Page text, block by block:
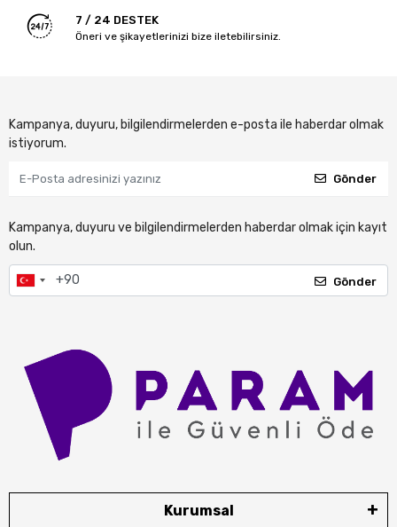
7 / 24 DESTEK
Öneri ve şikayetlerinizi bize iletebilirsiniz.
Kampanya, duyuru, bilgilendirmelerden e-posta ile haberdar olmak
istiyorum.
Gönder
Kampanya, duyuru ve bilgilendirmelerden haberdar olmak için kayıt
olun.
Gönder
Kurumsal